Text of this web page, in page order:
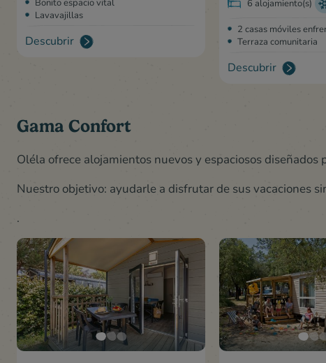
Lavavajillas
Descubrir
2 casas móviles
Terraza comunitaria
Descubrir
Gama Confort
Oléla ofrece alojamientos nuevos y espaciosos diseñados
Nuestro objetivo: ayudarle a disfrutar de sus vacaciones
.